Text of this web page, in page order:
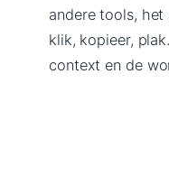
andere tools,
klik, kopieer,
context en de